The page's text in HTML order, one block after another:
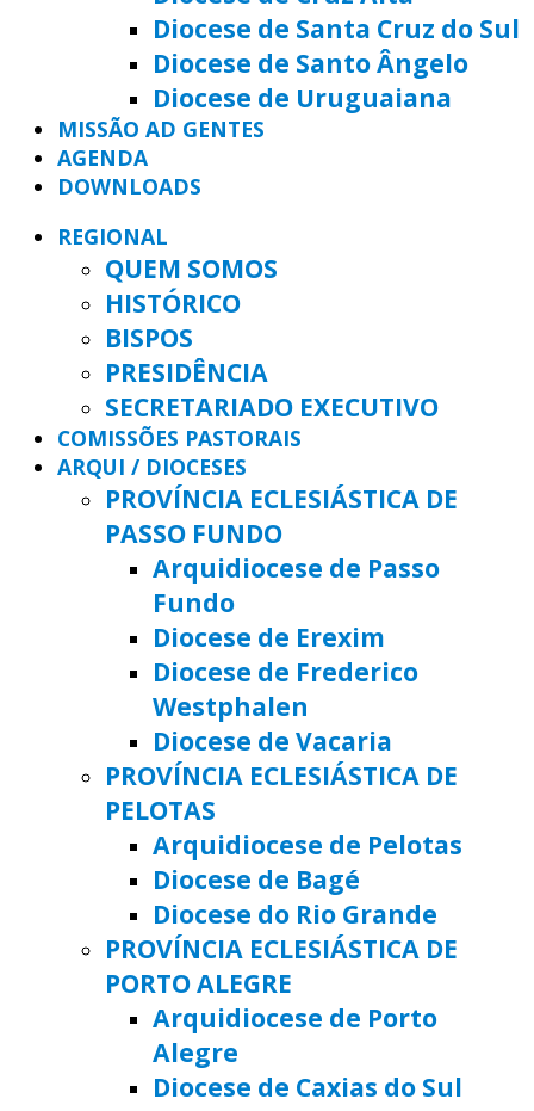
Diocese de Santa Cruz do Sul
Diocese de Santo Ângelo
Diocese de Uruguaiana
MISSÃO AD GENTES
AGENDA
DOWNLOADS
REGIONAL
QUEM SOMOS
HISTÓRICO
BISPOS
PRESIDÊNCIA
SECRETARIADO EXECUTIVO
COMISSÕES PASTORAIS
ARQUI / DIOCESES
PROVÍNCIA ECLESIÁSTICA DE
PASSO FUNDO
Arquidiocese de Passo
Fundo
Diocese de Erexim
Diocese de Frederico
Westphalen
Diocese de Vacaria
PROVÍNCIA ECLESIÁSTICA DE
PELOTAS
Arquidiocese de Pelotas
Diocese de Bagé
Diocese do Rio Grande
PROVÍNCIA ECLESIÁSTICA DE
PORTO ALEGRE
Arquidiocese de Porto
Alegre
Diocese de Caxias do Sul